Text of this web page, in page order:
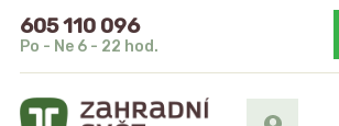
605 110 096
Po - Ne 6 - 22 hod.